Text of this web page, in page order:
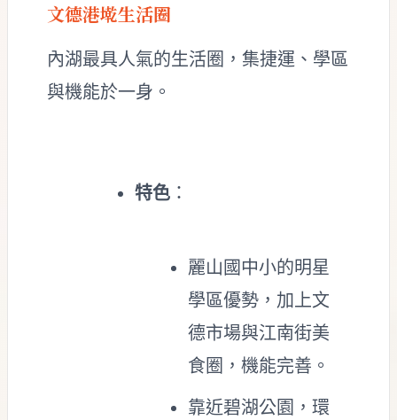
文德港墘生活圈
內湖最具人氣的生活圈，集捷運、學區
與機能於一身。
特色 ：
麗山國中小的明星
學區優勢，加上文
德市場與江南街美
食圈，機能完善。
靠近碧湖公園，環